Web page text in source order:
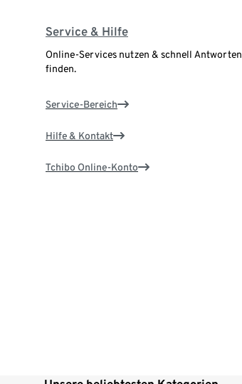
Service & Hilfe
Online-Services nutzen & schnell Antworten
finden.
Service-Bereich
Hilfe & Kontakt
Tchibo Online-Konto